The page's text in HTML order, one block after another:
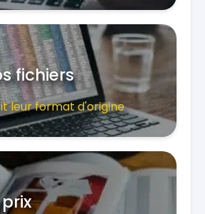
fichiers
leur format d'origine